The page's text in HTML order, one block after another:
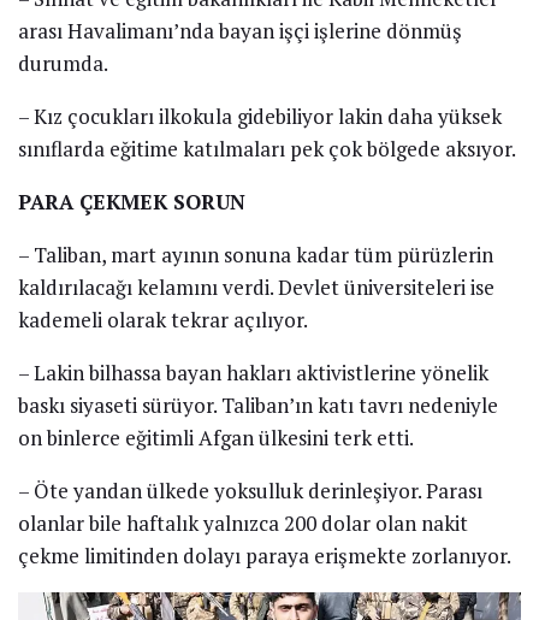
arası Havalimanı’nda bayan işçi işlerine dönmüş
durumda.
– Kız çocukları ilkokula gidebiliyor lakin daha yüksek
sınıflarda eğitime katılmaları pek çok bölgede aksıyor.
PARA ÇEKMEK SORUN
– Taliban, mart ayının sonuna kadar tüm pürüzlerin
kaldırılacağı kelamını verdi. Devlet üniversiteleri ise
kademeli olarak tekrar açılıyor.
– Lakin bilhassa bayan hakları aktivistlerine yönelik
baskı siyaseti sürüyor. Taliban’ın katı tavrı nedeniyle
on binlerce eğitimli Afgan ülkesini terk etti.
– Öte yandan ülkede yoksulluk derinleşiyor. Parası
olanlar bile haftalık yalnızca 200 dolar olan nakit
çekme limitinden dolayı paraya erişmekte zorlanıyor.